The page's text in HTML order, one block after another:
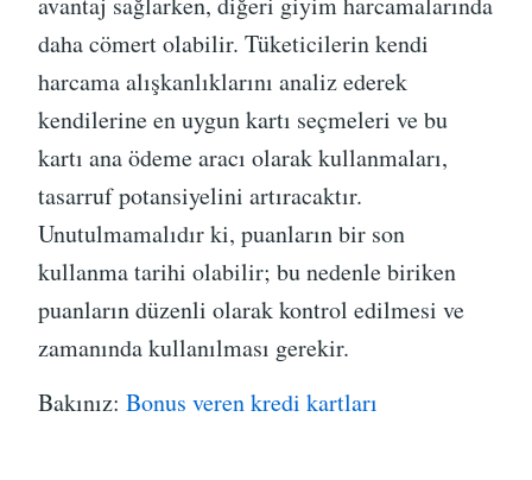
daha cömert olabilir. Tüketicilerin kendi
harcama alışkanlıklarını analiz ederek
kendilerine en uygun kartı seçmeleri ve bu
kartı ana ödeme aracı olarak kullanmaları,
tasarruf potansiyelini artıracaktır.
Unutulmamalıdır ki, puanların bir son
kullanma tarihi olabilir; bu nedenle biriken
puanların düzenli olarak kontrol edilmesi ve
zamanında kullanılması gerekir.
Bakınız: Bonus veren kredi kartları